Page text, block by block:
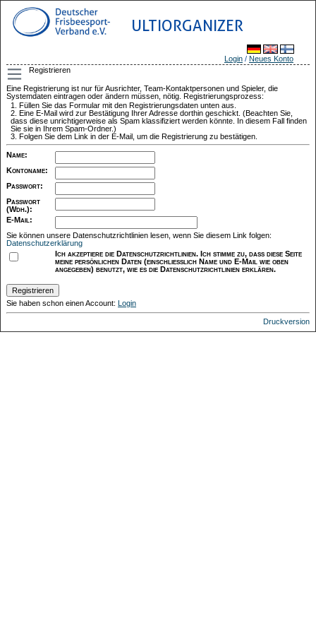
ULTIORGANIZER
Login / Neues Konto
Registrieren
Eine Registrierung ist nur für Ausrichter, Team-Kontaktpersonen und Spieler, die
Systemdaten eintragen oder ändern müssen, nötig. Registrierungsprozess:
Füllen Sie das Formular mit den Registrierungsdaten unten aus.
Eine E-Mail wird zur Bestätigung Ihrer Adresse dorthin geschickt. (Beachten Sie,
dass diese unrichtigerweise als Spam klassifiziert werden könnte. In diesem Fall finden
Sie sie in Ihrem Spam-Ordner.)
Folgen Sie dem Link in der E-Mail, um die Registrierung zu bestätigen.
Name:
Kontoname:
Passwort:
Passwort
(Wdh.):
E-Mail :
Sie können unsere Datenschutzrichtlinien lesen, wenn Sie diesem Link folgen:
Datenschutzerklärung
Ich akzeptiere die Datenschutzrichtlinien. Ich stimme zu, dass diese Seite
meine persönlichen Daten (einschließlich Name und E-Mail wie oben
angegeben) benutzt, wie es die Datenschutzrichtlinien erklären.
Sie haben schon einen Account: Login
Druckversion